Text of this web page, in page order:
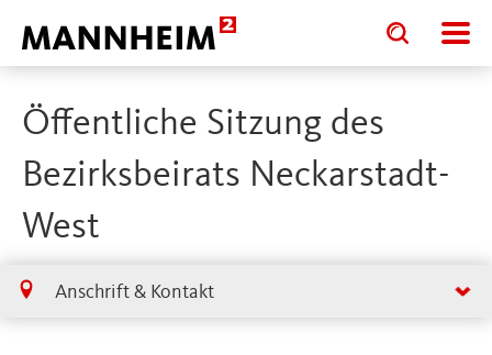
Toggle
search
input
Toggle
search
input
Öffentliche Sitzung des
Bezirksbeirats Neckarstadt-
West
Anschrift & Kontakt